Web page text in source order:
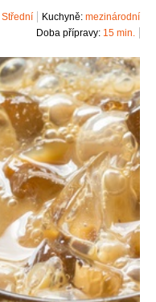
Kuchyně: mezinárodní
Střední
Doba přípravy: 15 min.